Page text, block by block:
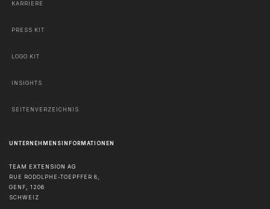
KARRIERE
PRESS KIT
LOGO KIT
INSIGHTS
SEITENVERZEICHNIS
UNTERNEHMENSINFORMATIONEN
TEAM EXTENSION AG
RUE RODOLPHE-TOEPFFER 8,
GENF, 1206
SCHWEIZ